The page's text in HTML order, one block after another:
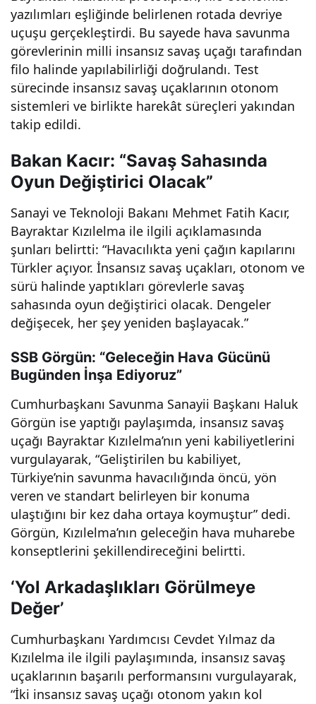
yazılımları eşliğinde belirlenen rotada devriye
uçuşu gerçekleştirdi. Bu sayede hava savunma
görevlerinin milli insansız savaş uçağı tarafından
filo halinde yapılabilirliği doğrulandı. Test
sürecinde insansız savaş uçaklarının otonom
sistemleri ve birlikte harekât süreçleri yakından
takip edildi.
Bakan Kacır: “Savaş Sahasında
Oyun Değiştirici Olacak”
Sanayi ve Teknoloji Bakanı Mehmet Fatih Kacır,
Bayraktar Kızılelma ile ilgili açıklamasında
şunları belirtti: “Havacılıkta yeni çağın kapılarını
Türkler açıyor. İnsansız savaş uçakları, otonom ve
sürü halinde yaptıkları görevlerle savaş
sahasında oyun değiştirici olacak. Dengeler
değişecek, her şey yeniden başlayacak.”
SSB Görgün: “Geleceğin Hava Gücünü
Bugünden İnşa Ediyoruz”
Cumhurbaşkanı Savunma Sanayii Başkanı Haluk
Görgün ise yaptığı paylaşımda, insansız savaş
uçağı Bayraktar Kızılelma’nın yeni kabiliyetlerini
vurgulayarak, “Geliştirilen bu kabiliyet,
Türkiye’nin savunma havacılığında öncü, yön
veren ve standart belirleyen bir konuma
ulaştığını bir kez daha ortaya koymuştur” dedi.
Görgün, Kızılelma’nın geleceğin hava muharebe
konseptlerini şekillendireceğini belirtti.
‘Yol Arkadaşlıkları Görülmeye
Değer’
Cumhurbaşkanı Yardımcısı Cevdet Yılmaz da
Kızılelma ile ilgili paylaşımında, insansız savaş
uçaklarının başarılı performansını vurgulayarak,
“İki insansız savaş uçağı otonom yakın kol